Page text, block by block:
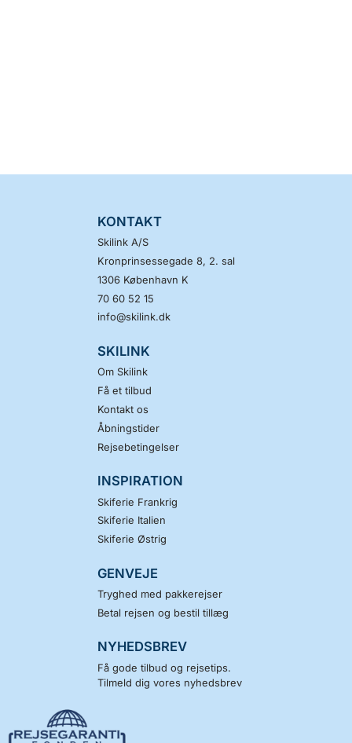
KONTAKT
Skilink A/S
Kronprinsessegade 8, 2. sal
1306 København K
70 60 52 15
info@skilink.dk
SKILINK
Om Skilink
Få et tilbud
Kontakt os
Åbningstider
Rejsebetingelser
INSPIRATION
Skiferie Frankrig
Skiferie Italien
Skiferie Østrig
GENVEJE
Tryghed med pakkerejser
Betal rejsen og bestil tillæg
NYHEDSBREV
Få gode tilbud og rejsetips.
Tilmeld dig vores nyhedsbrev